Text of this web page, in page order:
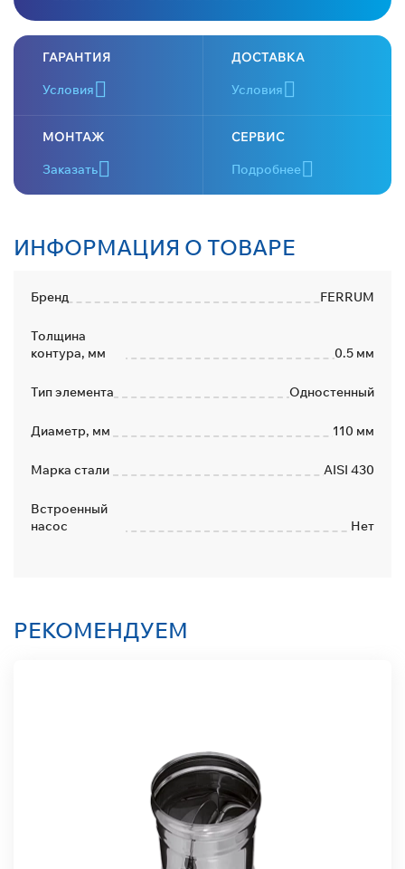
ГАРАНТИЯ
Условия
ДОСТАВКА
Условия
МОНТАЖ
Заказать
СЕРВИС
Подробнее
ИНФОРМАЦИЯ О ТОВАРЕ
Бренд FERRUM
Толщина
контура, мм
0.5 мм
Тип элемента Одностенный
Диаметр, мм 110 мм
Марка стали AISI 430
Встроенный
насос
Нет
РЕКОМЕНДУЕМ